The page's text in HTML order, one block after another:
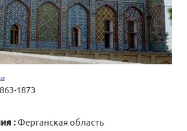
1873
:Ферганская область